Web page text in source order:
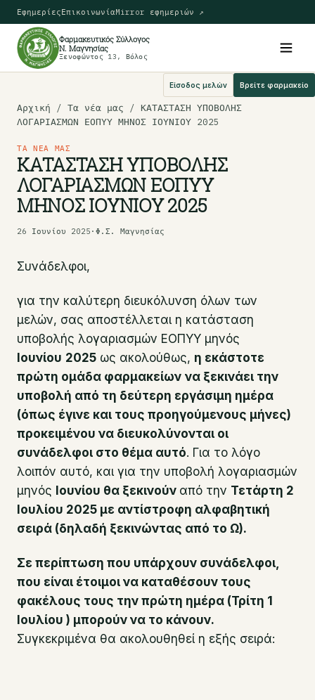
ΕφημερίεςΕπικοινωνίαMirror εφημεριών ↗
Φαρμακευτικός Σύλλογος
Ν. Μαγνησίας
Ξενοφώντος 13, Βόλος
Είσοδος μελών Βρείτε φαρμακείο
Αρχική / Τα νέα μας / ΚΑΤΑΣΤΑΣΗ ΥΠΟΒΟΛΗΣ
ΛΟΓΑΡΙΑΣΜΩΝ ΕΟΠΥΥ ΜΗΝΟΣ ΙΟΥΝΙΟΥ 2025
ΤΑ ΝΈΑ ΜΑΣ
ΚΑΤΑΣΤΑΣΗ ΥΠΟΒΟΛΗΣ
ΛΟΓΑΡΙΑΣΜΩΝ ΕΟΠΥΥ
ΜΗΝΟΣ ΙΟΥΝΙΟΥ 2025
26 Ιουνίου 2025 · Φ.Σ. Μαγνησίας
Συνάδελφοι,
για την καλύτερη διευκόλυνση όλων των
μελών, σας αποστέλλεται η κατάσταση
υποβολής λογαριασμών ΕΟΠΥΥ μηνός
Ιουνίου 2025 ως ακολούθως, η εκάστοτε
πρώτη ομάδα φαρμακείων να ξεκινάει την
υποβολή από τη δεύτερη εργάσιμη ημέρα
(όπως έγινε και τους προηγούμενους μήνες)
προκειμένου να διευκολύνονται οι
συνάδελφοι στο θέμα αυτό. Για το λόγο
λοιπόν αυτό, και για την υποβολή λογαριασμών
μηνός Ιουνίου θα ξεκινούν από την Τετάρτη 2
Ιουλίου 2025 με αντίστροφη αλφαβητική
σειρά (δηλαδή ξεκινώντας από το Ω).
Σε περίπτωση που υπάρχουν συνάδελφοι,
που είναι έτοιμοι να καταθέσουν τους
φακέλους τους την πρώτη ημέρα (Τρίτη 1
Ιουλίου ) μπορούν να το κάνουν.
Συγκεκριμένα θα ακολουθηθεί η εξής σειρά: